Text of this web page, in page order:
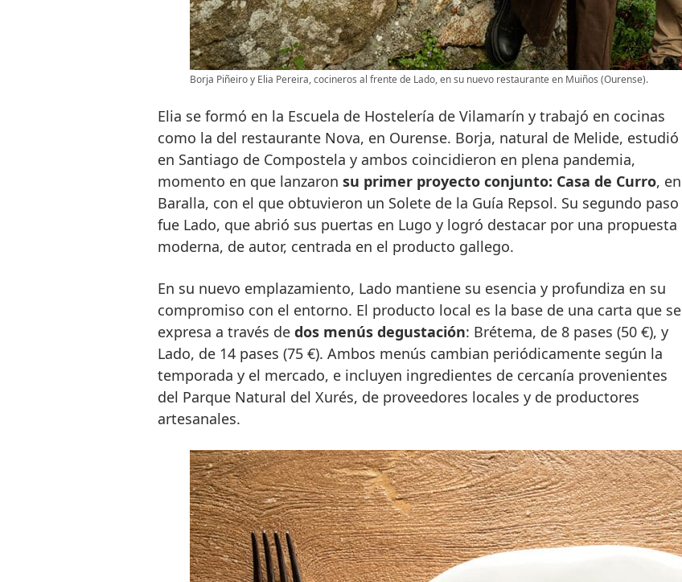
Borja Piñeiro y Elia Pereira, cocineros al frente de Lado, en su nuevo restaurante en Muiños (Ourense).
Elia se formó en la Escuela de Hostelería de Vilamarín y trabajó en cocinas
como la del restaurante Nova, en Ourense. Borja, natural de Melide, estudió
en Santiago de Compostela y ambos coincidieron en plena pandemia,
momento en que lanzaron su primer proyecto conjunto: Casa de Curro, en
Baralla, con el que obtuvieron un Solete de la Guía Repsol. Su segundo paso
fue Lado, que abrió sus puertas en Lugo y logró destacar por una propuesta
moderna, de autor, centrada en el producto gallego.
En su nuevo emplazamiento, Lado mantiene su esencia y profundiza en su
compromiso con el entorno. El producto local es la base de una carta que se
expresa a través de dos menús degustación: Brétema, de 8 pases (50 €), y
Lado, de 14 pases (75 €). Ambos menús cambian periódicamente según la
temporada y el mercado, e incluyen ingredientes de cercanía provenientes
del Parque Natural del Xurés, de proveedores locales y de productores
artesanales.